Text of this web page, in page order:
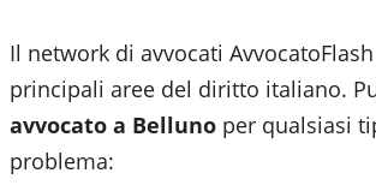
Il network di avvocati
principali aree del diritto italiano.
avvocato a Belluno per qualsiasi
problema: